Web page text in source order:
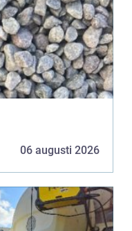
06 augusti 2026